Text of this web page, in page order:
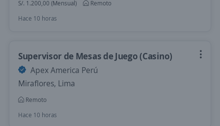
S/. 1.200,00 (Mensual)
Remoto
Hace 10 horas
Supervisor de Mesas de Juego (Casino)
Apex America Perú
Miraflores, Lima
Remoto
Hace 10 horas